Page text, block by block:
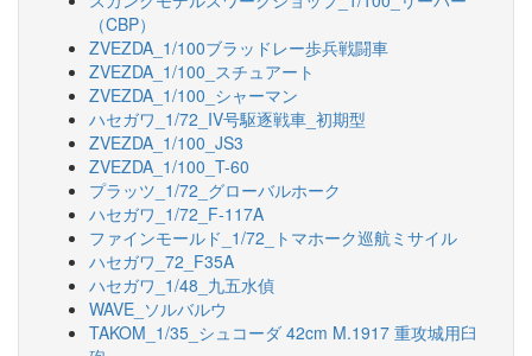
（CBP）
ZVEZDA_1/100ブラッドレー歩兵戦闘車
ZVEZDA_1/100_スチュアート
ZVEZDA_1/100_シャーマン
ハセガワ_1/72_IV号駆逐戦車_初期型
ZVEZDA_1/100_JS3
ZVEZDA_1/100_T-60
プラッツ_1/72_グローバルホーク
ハセガワ_1/72_F-117A
ファインモールド_1/72_トマホーク巡航ミサイル
ハセガワ_72_F35A
ハセガワ_1/48_九五水偵
WAVE_ソルバルウ
TAKOM_1/35_シュコーダ 42cm M.1917 重攻城用臼